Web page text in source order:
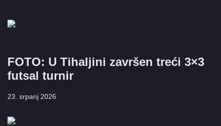
FOTO: U Tihaljini završen treći 3×3
futsal turnir
23. srpanj 2026